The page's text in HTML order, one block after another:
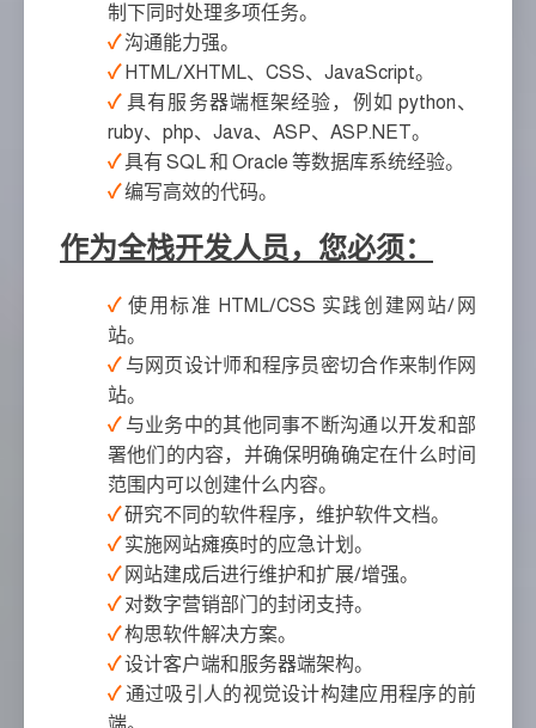
制下同时处理多项任务。
沟通能力强。
HTML/XHTML、CSS、JavaScript。
具有服务器端框架经验，例如 python、
ruby、php、Java、ASP、ASP.NET。
具有 SQL 和 Oracle 等数据库系统经验。
编写高效的代码。
作为全栈开发人员，您必须：
使用标准 HTML/CSS 实践创建网站/网
站。
与网页设计师和程序员密切合作来制作网
站。
与业务中的其他同事不断沟通以开发和部
署他们的内容，并确保明确确定在什么时间
范围内可以创建什么内容。
研究不同的软件程序，维护软件文档。
实施网站瘫痪时的应急计划。
网站建成后进行维护和扩展/增强。
对数字营销部门的封闭支持。
构思软件解决方案。
设计客户端和服务器端架构。
通过吸引人的视觉设计构建应用程序的前
端。